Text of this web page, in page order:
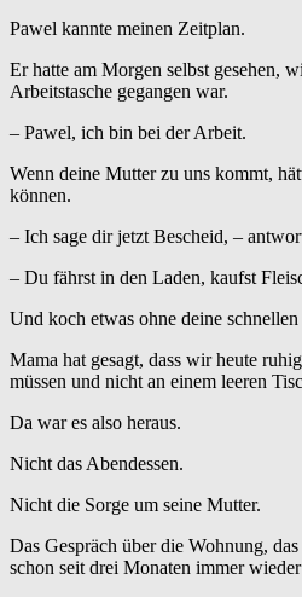
Pawel kannte meinen Zeitplan.
Er hatte am Morgen selbst gesehen,
Arbeitstasche gegangen war.
– Pawel, ich bin bei der Arbeit.
Wenn deine Mutter zu uns kommt,
können.
– Ich sage dir jetzt Bescheid, –
– Du fährst in den Laden, kaufst
Und koch etwas ohne deine schnellen
Mama hat gesagt, dass wir heute
müssen und nicht an einem leeren
Da war es also heraus.
Nicht das Abendessen.
Nicht die Sorge um seine Mutter.
Das Gespräch über die Wohnung,
schon seit drei Monaten immer